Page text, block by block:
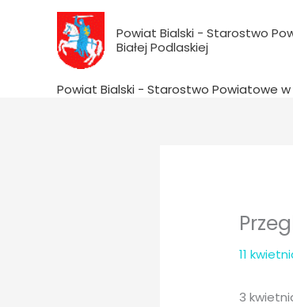
Powiat Bialski - Starostwo
Białej Podlaskiej
Powiat Bialski - Starostwo Powiatowe w
11
3